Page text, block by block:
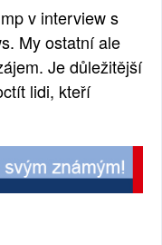
v interview s
My ostatní ale
Je důležitější
lidi, kteří